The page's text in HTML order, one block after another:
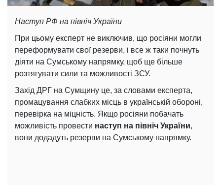
Наступ РФ на північ України
При цьому експерт не виключив, що росіяни могли
переформувати свої резерви, і все ж таки почнуть
діяти на Сумському напрямку, щоб ще більше
розтягувати сили та можливості ЗСУ.
Захід ДРГ на Сумщину це, за словами експерта,
промацування слабких місць в українській обороні,
перевірка на міцність. Якщо росіяни побачать
можливість провести наступ на північ України,
вони додадуть резерви на Сумському напрямку.